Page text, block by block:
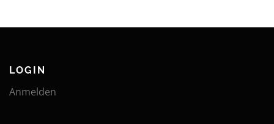
LOGIN
Anmelden